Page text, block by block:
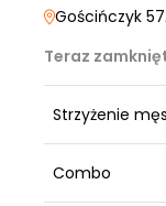
Gościńczyk
Teraz
Strzyżenie
Combo